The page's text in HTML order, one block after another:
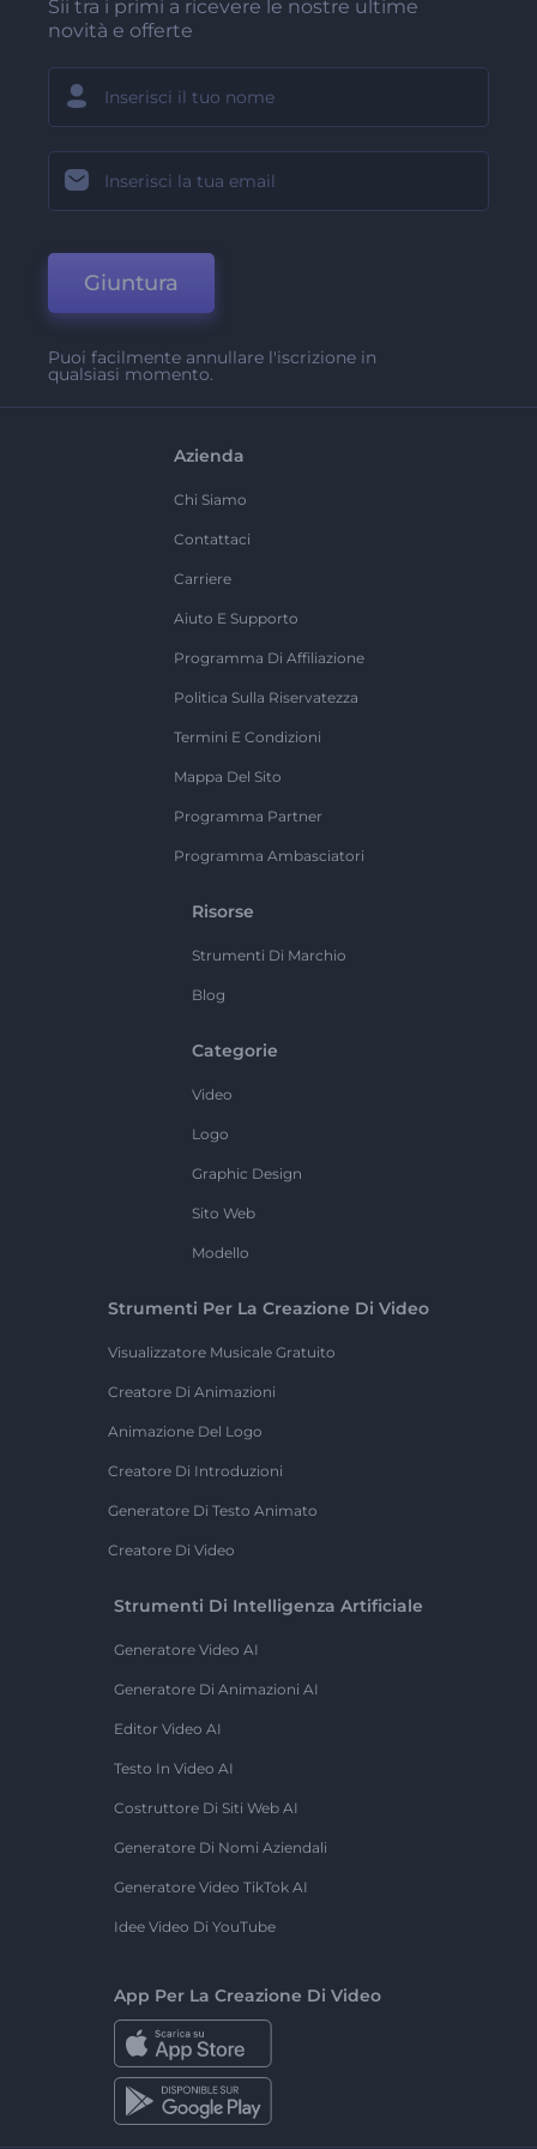
Sii tra i primi a ricevere le nostre ultime
novità e offerte
Giuntura
Puoi facilmente annullare l'iscrizione in
qualsiasi momento.
Azienda
Chi Siamo
Contattaci
Carriere
Aiuto E Supporto
Programma Di Affiliazione
Politica Sulla Riservatezza
Termini E Condizioni
Mappa Del Sito
Programma Partner
Programma Ambasciatori
Risorse
Strumenti Di Marchio
Blog
Categorie
Video
Logo
Graphic Design
Sito Web
Modello
Strumenti Per La Creazione Di Video
Visualizzatore Musicale Gratuito
Creatore Di Animazioni
Animazione Del Logo
Creatore Di Introduzioni
Generatore Di Testo Animato
Creatore Di Video
Strumenti Di Intelligenza Artificiale
Generatore Video AI
Generatore Di Animazioni AI
Editor Video AI
Testo In Video AI
Costruttore Di Siti Web AI
Generatore Di Nomi Aziendali
Generatore Video TikTok AI
Idee Video Di YouTube
App Per La Creazione Di Video